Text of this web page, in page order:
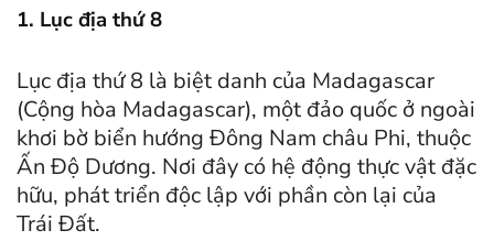
1. Lục địa thứ 8
Lục địa thứ 8 là biệt danh của Madagascar
(Cộng hòa Madagascar), một đảo quốc ở ngoài
khơi bờ biển hướng Đông Nam châu Phi, thuộc
Ấn Độ Dương. Nơi đây có hệ động thực vật đặc
hữu, phát triển độc lập với phần còn lại của
Trái Đất.